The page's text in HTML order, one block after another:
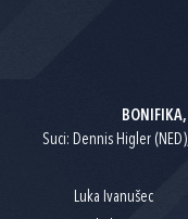
Suci: Dennis Higler
Luka Ivanušec